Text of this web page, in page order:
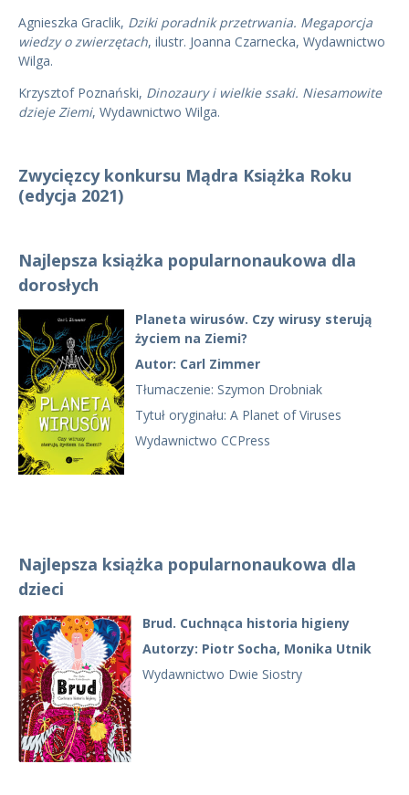
Agnieszka Graclik, Dziki poradnik przetrwania. Megaporcja
wiedzy o zwierzętach, ilustr. Joanna Czarnecka, Wydawnictwo
Wilga.
Krzysztof Poznański, Dinozaury i wielkie ssaki. Niesamowite
dzieje Ziemi, Wydawnictwo Wilga.
Zwycięzcy konkursu Mądra Książka Roku
(edycja 2021)
Najlepsza książka popularnonaukowa dla
dorosłych
Planeta wirusów. Czy wirusy sterują
życiem na Ziemi?
Autor: Carl Zimmer
Tłumaczenie: Szymon Drobniak
Tytuł oryginału: A Planet of Viruses
Wydawnictwo CCPress
Najlepsza książka popularnonaukowa dla
dzieci
Brud. Cuchnąca historia higieny
Autorzy: Piotr Socha, Monika Utnik
Wydawnictwo Dwie Siostry